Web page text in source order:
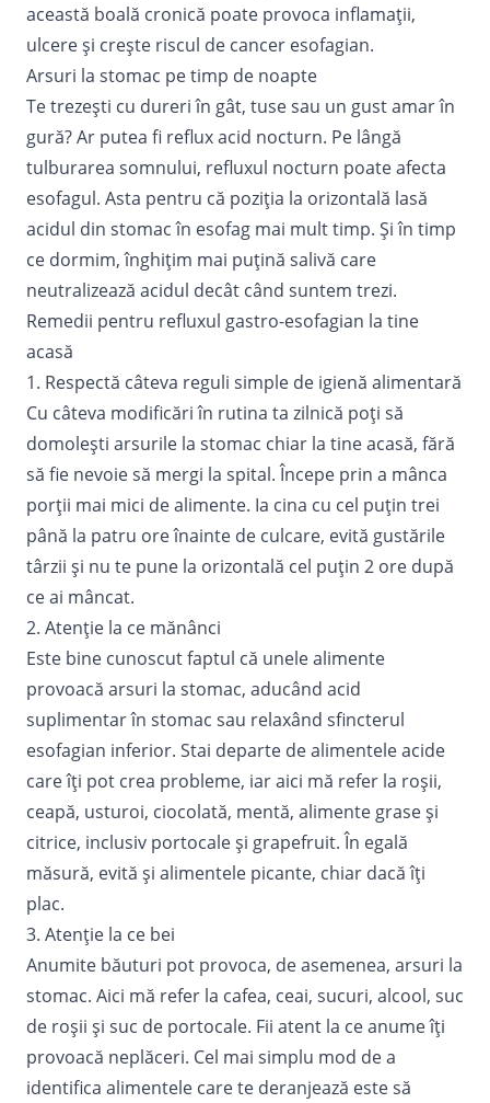
această boală cronică poate provoca inflamații,
ulcere și crește riscul de cancer esofagian.
Arsuri la stomac pe timp de noapte
Te trezești cu dureri în gât, tuse sau un gust amar în
gură? Ar putea fi reflux acid nocturn. Pe lângă
tulburarea somnului, refluxul nocturn poate afecta
esofagul. Asta pentru că poziția la orizontală lasă
acidul din stomac în esofag mai mult timp. Și în timp
ce dormim, înghițim mai puțină salivă care
neutralizează acidul decât când suntem trezi.
Remedii pentru refluxul gastro-esofagian la tine
acasă
1. Respectă câteva reguli simple de igienă alimentară
Cu câteva modificări în rutina ta zilnică poți să
domolești arsurile la stomac chiar la tine acasă, fără
să fie nevoie să mergi la spital. Începe prin a mânca
porții mai mici de alimente. Ia cina cu cel puțin trei
până la patru ore înainte de culcare, evită gustările
târzii și nu te pune la orizontală cel puțin 2 ore după
ce ai mâncat.
2. Atenție la ce mănânci
Este bine cunoscut faptul că unele alimente
provoacă arsuri la stomac, aducând acid
suplimentar în stomac sau relaxând sfincterul
esofagian inferior. Stai departe de alimentele acide
care îți pot crea probleme, iar aici mă refer la roșii,
ceapă, usturoi, ciocolată, mentă, alimente grase și
citrice, inclusiv portocale și grapefruit. În egală
măsură, evită și alimentele picante, chiar dacă îți
plac.
3. Atenție la ce bei
Anumite băuturi pot provoca, de asemenea, arsuri la
stomac. Aici mă refer la cafea, ceai, sucuri, alcool, suc
de roșii și suc de portocale. Fii atent la ce anume îți
provoacă neplăceri. Cel mai simplu mod de a
identifica alimentele care te deranjează este să